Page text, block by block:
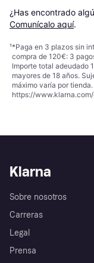
¿Has encontrado
Comunícalo aquí.
¹*Paga en 3 plazos sin
compra de 120€: 3
Importe total adeudado
mayores de 18 años.
máximo varía por
https://
Klarna
Sobre nosotros
Carreras
Legal
Prensa